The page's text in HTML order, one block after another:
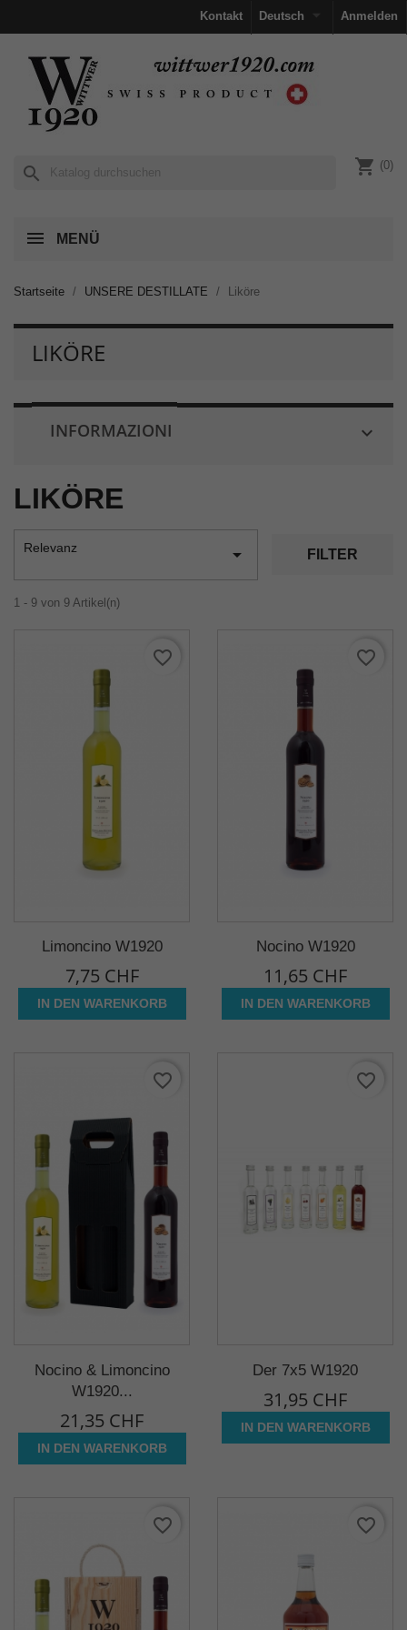
Kontakt Deutsch Anmelden
search shopping_cart (0)
MENÜ
Startseite UNSERE DESTILLATE Liköre
LIKÖRE
INFORMAZIONI 
LIKÖRE
Relevanz  FILTER
1 - 9 von 9 Artikel(n)
Limoncino W1920
7,75 CHF
IN DEN WARENKORB
favorite_border
Nocino W1920
11,65 CHF
IN DEN WARENKORB
favorite_border
Nocino & Limoncino
W1920...
21,35 CHF
IN DEN WARENKORB
favorite_border
Der 7x5 W1920
31,95 CHF
IN DEN WARENKORB
favorite_border
favorite_border favorite_border